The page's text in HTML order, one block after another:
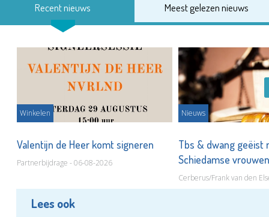
Recent nieuws Meest gelezen nieuws
Winkelen
Valentijn de Heer komt signeren
Partnerbijdrage - 06-08-2026
Nieuws
Tbs & dwang geëist
Schiedamse
Cerberus/Frank van den
Lees ook